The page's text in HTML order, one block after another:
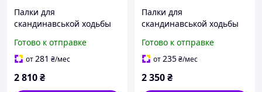
Палки для
скандинавськой ходьбы
Aluminum Cork, 104-140
см, Grey
Готово к отправке
от281 ₴/мес
2 810₴
Палки для
скандинавськой ходьбы
Aluminum
Готово к отправке
от235₴/мес
2 350₴